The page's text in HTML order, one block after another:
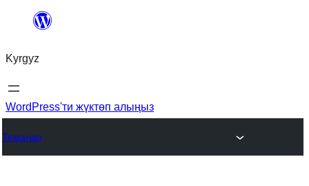
Мазмунга
Kyrgyz
WordPress'ти жүктөп алыңыз
Темалар